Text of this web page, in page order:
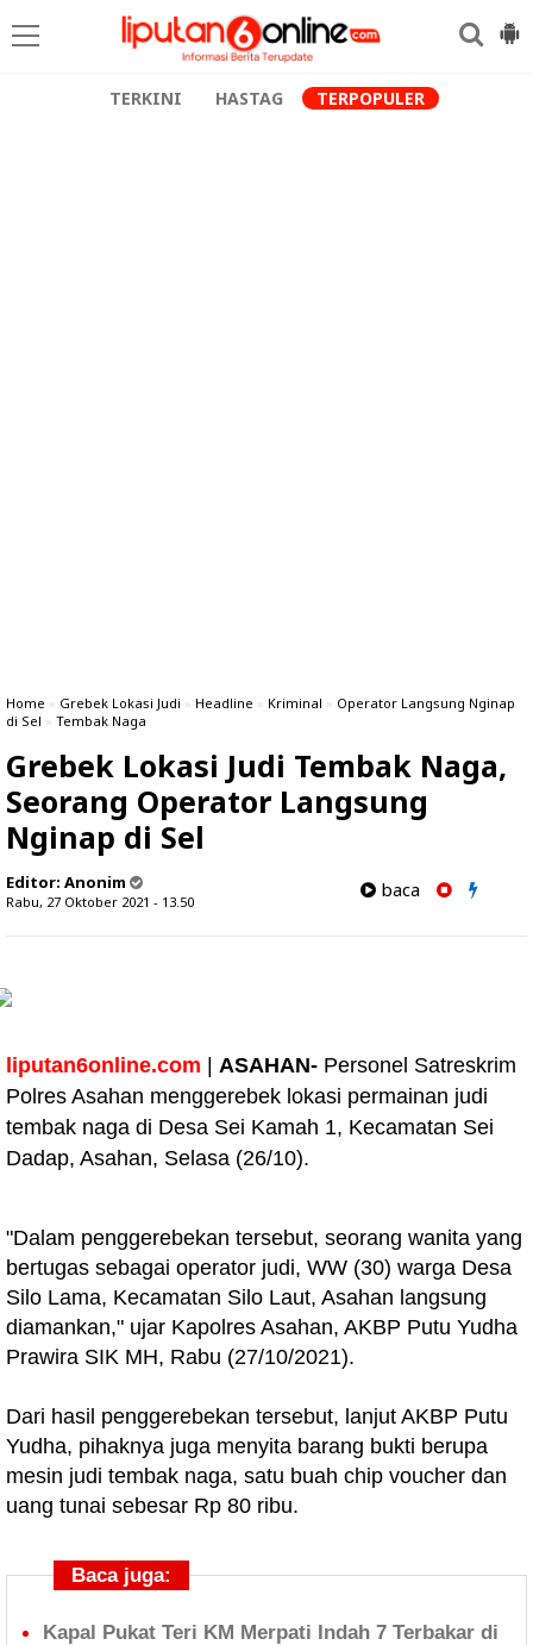
TERKINI HASTAG TERPOPULER
Home » Grebek Lokasi Judi » Headline » Kriminal » Operator Langsung Nginap
di Sel » Tembak Naga
Grebek Lokasi Judi Tembak Naga,
Seorang Operator Langsung
Nginap di Sel
Editor: Anonim
Rabu, 27 Oktober 2021 - 13.50
baca
liputan6online.com ASAHAN- Personel Satreskrim
Polres Asahan menggerebek lokasi permainan judi
tembak naga di Desa Sei Kamah 1, Kecamatan Sei
Dadap, Asahan, Selasa (26/10).
"Dalam penggerebekan tersebut, seorang wanita yang
bertugas sebagai operator judi, WW (30) warga Desa
Silo Lama, Kecamatan Silo Laut, Asahan langsung
diamankan," ujar Kapolres Asahan, AKBP Putu Yudha
Prawira SIK MH, Rabu (27/10/2021).
Dari hasil penggerebekan tersebut, lanjut AKBP Putu
Yudha, pihaknya juga menyita barang bukti berupa
mesin judi tembak naga, satu buah chip voucher dan
uang tunai sebesar Rp 80 ribu.
Baca juga:
Kapal Pukat Teri KM Merpati Indah 7 Terbakar di